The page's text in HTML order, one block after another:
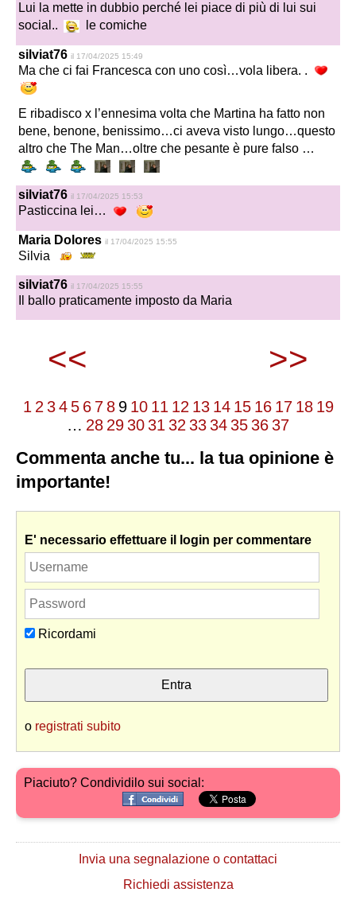
Lui la mette in dubbio perché lei piace di più di lui sui
social..
le comiche
silviat76 il 17/04/2025 15:49
Ma che ci fai Francesca con uno così…vola libera. .
E ribadisco x l’ennesima volta che Martina ha fatto non
bene, benone, benissimo…ci aveva visto lungo…questo
altro che The Man…oltre che pesante è pure falso …
silviat76 il 17/04/2025 15:53
Pasticcina lei…
Maria Dolores il 17/04/2025 15:55
Silvia
silviat76 il 17/04/2025 15:55
Il ballo praticamente imposto da Maria
<< >>
1 2 3 4 5 6 7 8 9 10 11 12 13 14 15 16 17 18 19
… 28 29 30 31 32 33 34 35 36 37
Commenta anche tu... la tua opinione è
importante!
E' necessario effettuare il login per commentare
Ricordami
o registrati subito
Piaciuto? Condividilo sui social:
Invia una segnalazione o contattaci
Richiedi assistenza